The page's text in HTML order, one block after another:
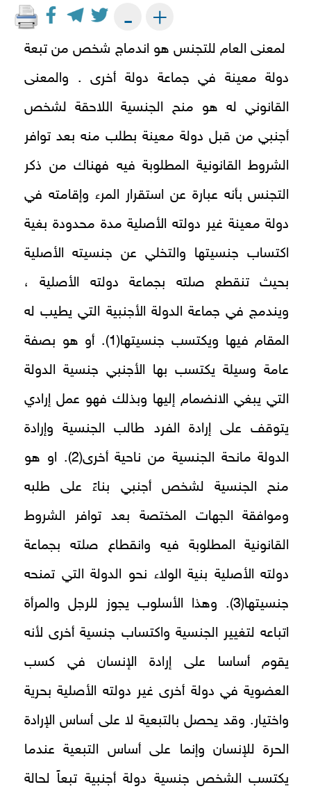
+
-
لمعنى العام للتجنس هو اندماج شخص من تبعة
دولة معينة في جماعة دولة أخرى . والمعنى
القانوني له هو منح الجنسية اللاحقة لشخص
أجنبي من قبل دولة معينة بطلب منه بعد توافر
الشروط القانونية المطلوبة فيه فهناك من ذكر
التجنس بأنه عبارة عن استقرار المرء وإقامته في
دولة معينة غير دولته الأصلية مدة محدودة بغية
اكتساب جنسيتها والتخلي عن جنسيته الأصلية
بحيث تنقطع صلته بجماعة دولته الأصلية ،
ويندمج في جماعة الدولة الأجنبية التي يطيب له
المقام فيها ويكتسب جنسيتها(1). أو هو بصفة
عامة وسيلة يكتسب بها الأجنبي جنسية الدولة
التي يبغي الانضمام إليها وبذلك فهو عمل إرادي
يتوقف على إرادة الفرد طالب الجنسية وإرادة
الدولة مانحة الجنسية من ناحية أخرى(2). او هو
منح الجنسية لشخص أجنبي بناءً على طلبه
وموافقة الجهات المختصة بعد توافر الشروط
القانونية المطلوبة فيه وانقطاع صلته بجماعة
دولته الأصلية بنية الولاء نحو الدولة التي تمنحه
جنسيتها(3). وهذا الأسلوب يجوز للرجل والمرأة
اتباعه لتغيير الجنسية واكتساب جنسية أخرى لأنه
يقوم أساسا على إرادة الإنسان في كسب
العضوية في دولة أخرى غير دولته الأصلية بحرية
واختيار. وقد يحصل بالتبعية لا على أساس الإرادة
الحرة للإنسان وإنما على أساس التبعية عندما
يكتسب الشخص جنسية دولة أجنبية تبعاً لحالة